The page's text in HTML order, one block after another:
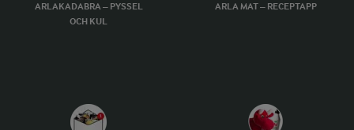
ARLAKADABRA – PYSSEL
OCH KUL
ARLA MAT – RECEPTAPP